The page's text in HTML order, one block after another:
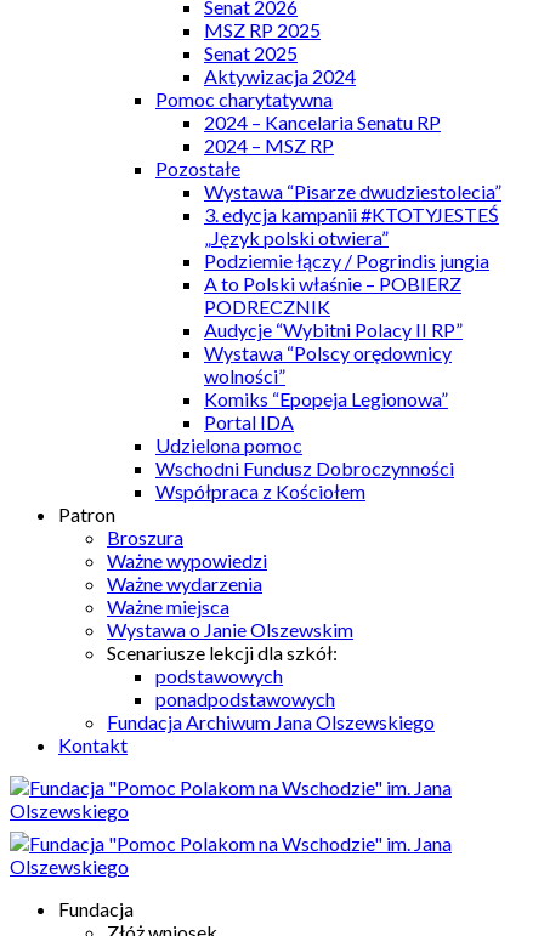
Senat 2026
MSZ RP 2025
Senat 2025
Aktywizacja 2024
Pomoc charytatywna
2024 – Kancelaria Senatu RP
2024 – MSZ RP
Pozostałe
Wystawa “Pisarze dwudziestolecia”
3. edycja kampanii #KTOTYJESTEŚ
„Język polski otwiera”
Podziemie łączy / Pogrindis jungia
A to Polski właśnie – POBIERZ
PODRECZNIK
Audycje “Wybitni Polacy II RP”
Wystawa “Polscy orędownicy
wolności”
Komiks “Epopeja Legionowa”
Portal IDA
Udzielona pomoc
Wschodni Fundusz Dobroczynności
Współpraca z Kościołem
Patron
Broszura
Ważne wypowiedzi
Ważne wydarzenia
Ważne miejsca
Wystawa o Janie Olszewskim
Scenariusze lekcji dla szkół:
podstawowych
ponadpodstawowych
Fundacja Archiwum Jana Olszewskiego
Kontakt
Fundacja